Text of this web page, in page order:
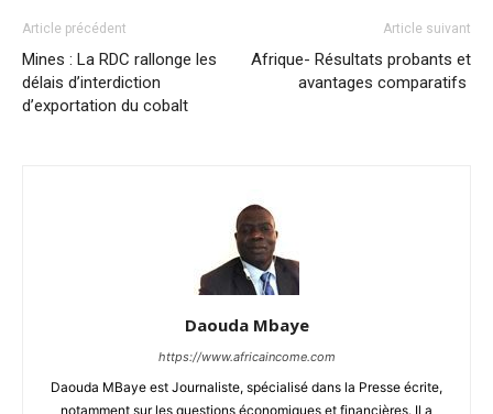
Article précédent
Mines : La RDC rallonge les
délais d’interdiction
d’exportation du cobalt
Article suivant
Afrique- Résultats probants et
avantages comparatifs
Daouda Mbaye
https://www.africaincome.com
Daouda MBaye est Journaliste, spécialisé dans la Presse écrite,
notamment sur les questions économiques et financières. Il a